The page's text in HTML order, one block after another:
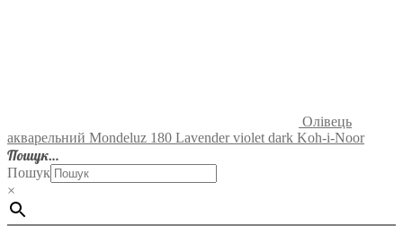
Олівець
акварельний Mondeluz 180 Lavender violet dark Koh-i-Noor
Пошук…
Пошук
×